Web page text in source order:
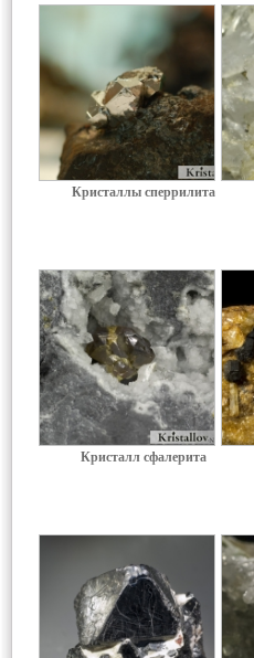
Кристаллы сперрилита
Кристалл сфалерита